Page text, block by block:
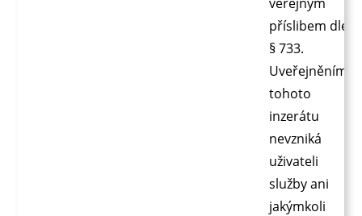
příslibem dle
§ 733.
Uveřejněním
tohoto
inzerátu
nevzniká
uživateli
služby ani
jakýmkoli